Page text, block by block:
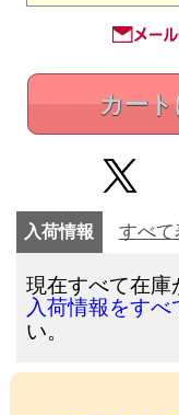
カー
入荷情報 すべて
現在すべて在庫
入荷情報をすべ
い。